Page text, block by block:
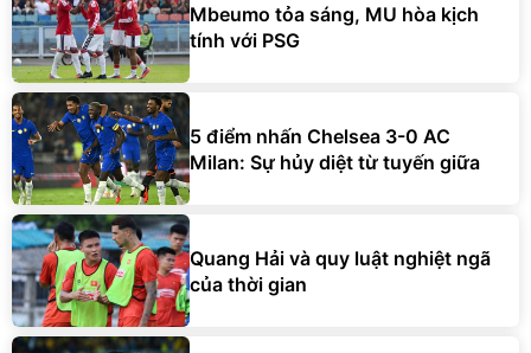
Mbeumo tỏa sáng, MU hòa kịch
tính với PSG
5 điểm nhấn Chelsea 3-0 AC
Milan: Sự hủy diệt từ tuyến giữa
Quang Hải và quy luật nghiệt ngã
của thời gian